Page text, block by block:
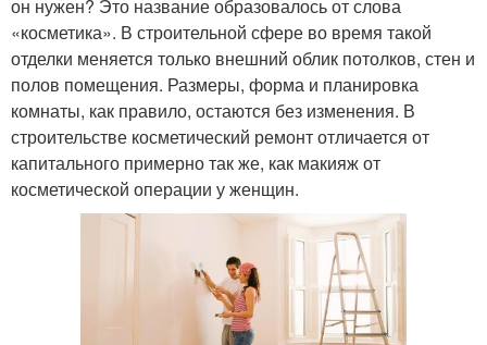
он нужен? Это название образовалось от слова
«косметика». В строительной сфере во время такой
отделки меняется только внешний облик потолков, стен и
полов помещения. Размеры, форма и планировка
комнаты, как правило, остаются без изменения. В
строительстве косметический ремонт отличается от
капитального примерно так же, как макияж от
косметической операции у женщин.